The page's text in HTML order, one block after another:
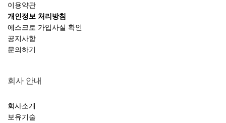
이용약관
개인정보 처리방침
에스크로 가입사실 확인
공지사항
문의하기
회사 안내
회사소개
보유기술